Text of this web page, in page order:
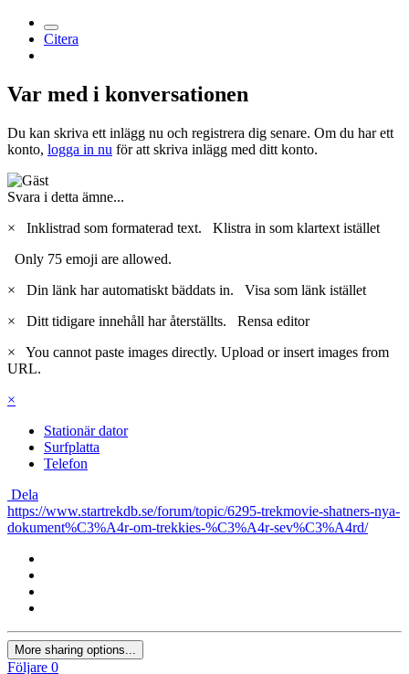
Citera
Var med i konversationen
Du kan skriva ett inlägg nu och registrera dig senare. Om du har ett
konto, logga in nu för att skriva inlägg med ditt konto.
Svara i detta ämne...
×
Inklistrad som formaterad text. Klistra in som klartext istället
Only 75 emoji are allowed.
×
Din länk har automatiskt bäddats in. Visa som länk istället
×
Ditt tidigare innehåll har återställts. Rensa editor
×
You cannot paste images directly. Upload or insert images from
URL.
×
Stationär dator
Surfplatta
Telefon
Dela
https://www.startrekdb.se/forum/topic/6295-trekmovie-shatners-nya-
dokument%C3%A4r-om-trekkies-%C3%A4r-sev%C3%A4rd/
More sharing options...
Följare 0